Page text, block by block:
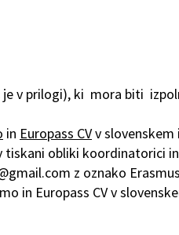
je v prilogi), ki mora biti
in Europass CVv slovenskem
tiskani obliki koordinatorici
z oznako
in Europass CV v